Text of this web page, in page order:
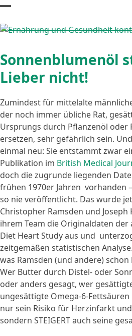
Skip
content
mobile
menu
mobile
menu
Sonnenblumenöl
Lieber nicht!
Zumindest für mittelalte
der noch immer übliche Rat,
Ursprungs durch Pflanzenöl oder
ersetzen, sehr gefährlich sein.
einmal neu: Sie entstammt zwar
Publikation im British Medical
doch die zugrunde liegenden
frühen 1970er Jahren vorhanden
so nie veröffentlicht. Das wurde
Christopher Ramsden und
ihrem Team die Originaldaten der
Diet Heart Study aus und
zeitgemäßen statistischen
was Ramsden (und andere)
Wer Butter durch Distel- oder
oder anders gesagt, wer
ungesättigte Omega-6-Fettsäuren
nur sein Risiko für Herzinfarkt
sondern STEIGERT auch seine